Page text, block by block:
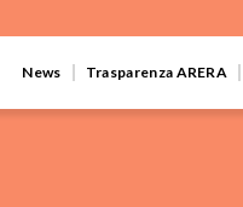
News Trasparenza ARERA